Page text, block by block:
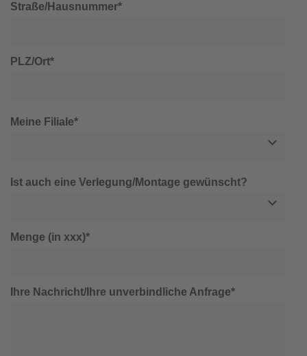
Straße/Hausnummer*
PLZ/Ort*
Meine Filiale*
Ist auch eine Verlegung/Montage gewünscht?
Menge (in xxx)*
Ihre Nachricht/Ihre unverbindliche Anfrage*